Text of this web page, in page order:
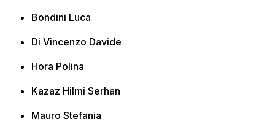
Bondini Luca
Di Vincenzo Davide
Hora Polina
Kazaz Hilmi Serhan
Mauro Stefania